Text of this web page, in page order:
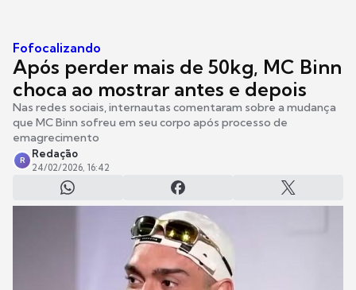
Fofocalizando
Após perder mais de 50kg, MC Binn
choca ao mostrar antes e depois
Nas redes sociais, internautas comentaram sobre a mudança
que MC Binn sofreu em seu corpo após processo de
emagrecimento
R
Redação
24/02/2026, 16:42